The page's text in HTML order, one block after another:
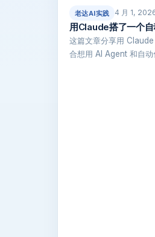
老达AI实践 4 月 1,
用Claude搭了一个
这篇文章分享用
合想用 AI Agent 和自动